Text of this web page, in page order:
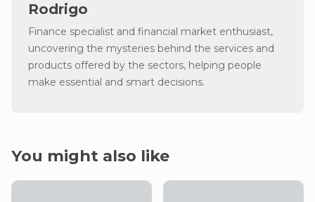
Rodrigo
Finance specialist and financial market enthusiast,
uncovering the mysteries behind the services and
products offered by the sectors, helping people
make essential and smart decisions.
You might also like